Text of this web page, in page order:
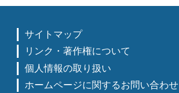
サイトマップ
リンク・著作権について
個人情報の取り扱い
ホームページに関するお問い合わせ